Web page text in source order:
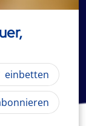
einbetten